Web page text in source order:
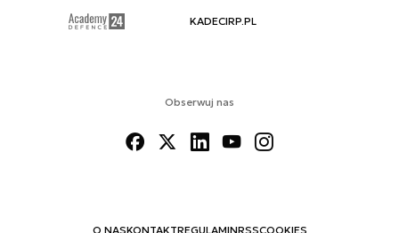
Obserwuj nas
O NASKONTAKTREGULAMINRSSCOOKIES
KADECIRP.PL